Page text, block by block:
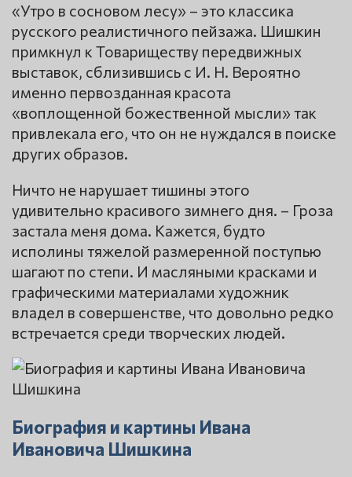
«Утро в сосновом лесу» – это классика
русского реалистичного пейзажа. Шишкин
примкнул к Товариществу передвижных
выставок, сблизившись с И. Н. Вероятно
именно первозданная красота
«воплощенной божественной мысли» так
привлекала его, что он не нуждался в поиске
других образов.
Ничто не нарушает тишины этого
удивительно красивого зимнего дня. – Гроза
застала меня дома. Кажется, будто
исполины тяжелой размеренной поступью
шагают по степи. И масляными красками и
графическими материалами художник
владел в совершенстве, что довольно редко
встречается среди творческих людей.
Биография и картины Ивана
Ивановича Шишкина